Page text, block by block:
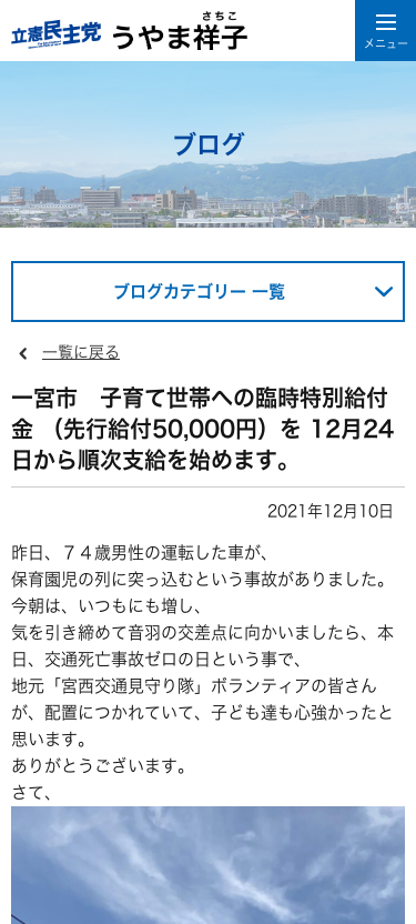
ブログ
ブログカテゴリー 一覧
一覧に戻る
一宮市 子育て世帯への臨時特別給付
金 （先行給付50,000円）を 12月24
日から順次支給を始めます。
2021年12月10日
昨日、７４歳男性の運転した車が、
保育園児の列に突っ込むという事故がありました。
今朝は、いつもにも増し、
気を引き締めて音羽の交差点に向かいましたら、本
日、交通死亡事故ゼロの日という事で、
地元「宮西交通見守り隊」ボランティアの皆さん
が、配置につかれていて、子ども達も心強かったと
思います。
ありがとうございます。
さて、